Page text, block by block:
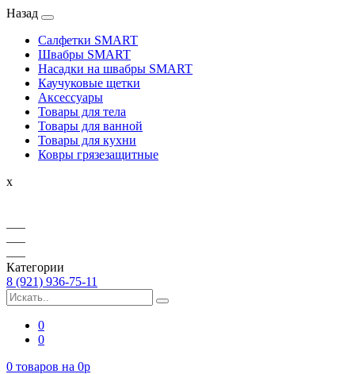
Назад
Салфетки SMART
Швабры SMART
Насадки на швабры SMART
Каучуковые щетки
Аксессуары
Товары для тела
Товары для ванной
Товары для кухни
Ковры грязезащитные
x
Категории
8 (921) 936-75-11
0
0
0 товаров на 0p